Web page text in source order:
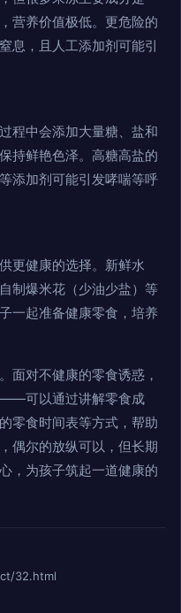
营养价值极低。更危险的
息，且人工添加剂可能引
程中会添加大量糖、盐和
持鲜艳色泽。高糖高盐的
添加剂可能引发哮喘等呼
更健康的选择。新鲜水
制爆米花（少油少盐）等
一起准备健康零食，培养
面对不健康的零食诱惑，
——可以通过讲解零食成
零食时间表等方式，帮助
偶尔的放纵可以，但长期
，为孩子筑起一道健康的
32.html